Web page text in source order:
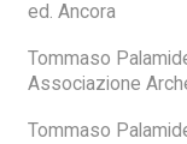
ed. Ancora
Tommaso
Associazione
Tommaso